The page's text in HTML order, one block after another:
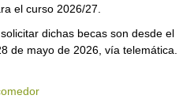
el curso 2026/27.
dichas becas son desde el
de mayo de 2026, vía telemática.